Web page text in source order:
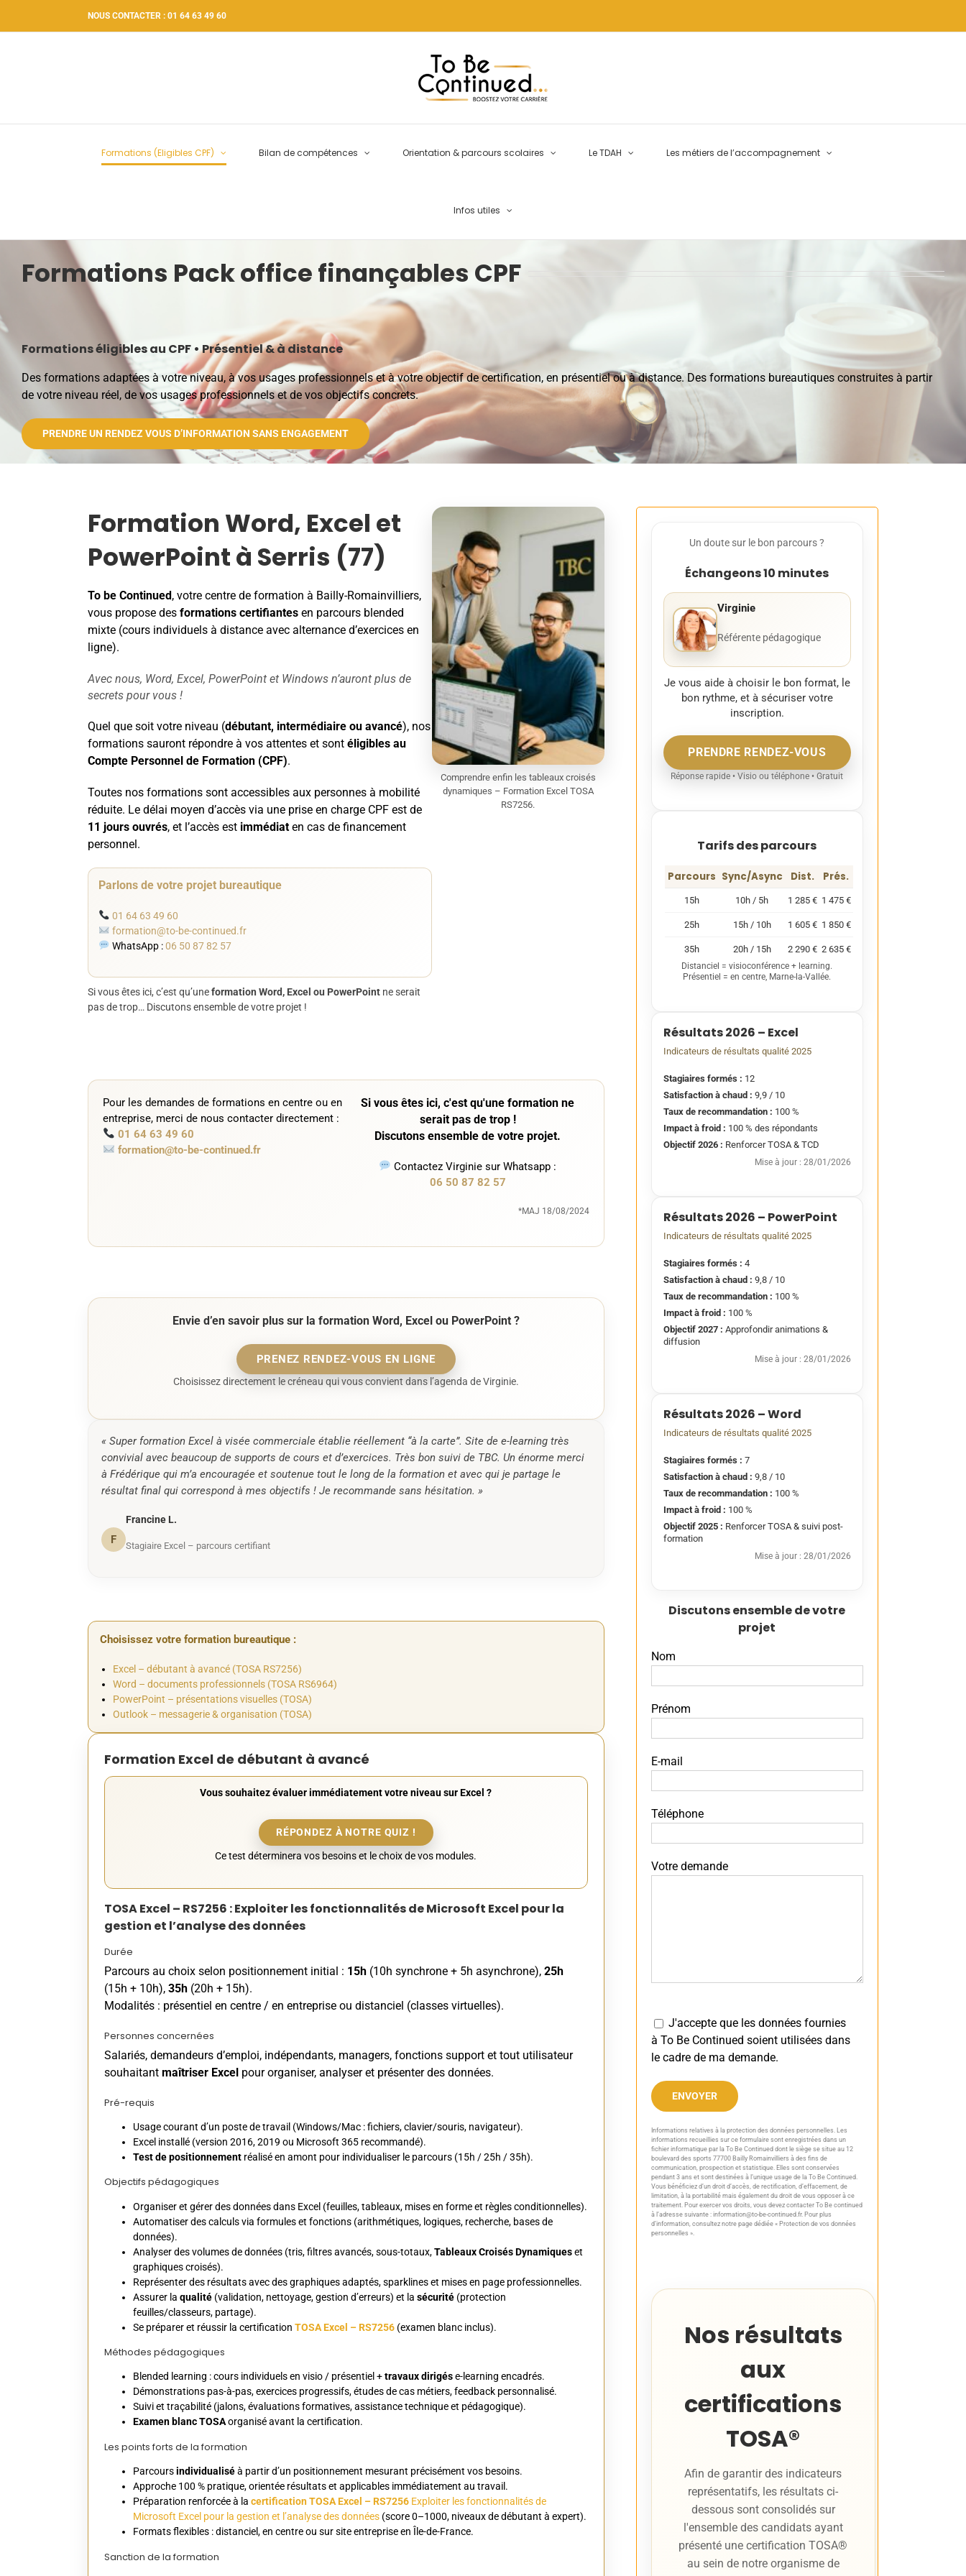
NOUS CONTACTER : 01 64 63 49 60
Formations (Eligibles CPF) Bilan de compétences Orientation & parcours scolaires Le TDAH Les métiers de l’accompagnement
Infos utiles
Formations Pack office finançables CPF
Formations éligibles au CPF • Présentiel & à distance
Des formations adaptées à votre niveau, à vos usages professionnels et à votre objectif de certification, en présentiel ou à distance. Des formations bureautiques construites à partir
de votre niveau réel, de vos usages professionnels et de vos objectifs concrets.
PRENDRE UN RENDEZ VOUS D’INFORMATION SANS ENGAGEMENT
Formation Word, Excel et
PowerPoint à Serris (77)
To be Continued, votre centre de formation à Bailly-Romainvilliers,
vous propose des formations certifiantesen parcours blended
mixte (cours individuels à distance avec alternance d’exercices en
ligne).
Avec nous, Word, Excel, PowerPoint et Windows n’auront plus de
secrets pour vous !
Quel que soit votre niveau (débutant, intermédiaire ou avancé), nos
formations sauront répondre à vos attentes et sont éligibles au
Compte Personnel de Formation (CPF).
Toutes nos formations sont accessibles aux personnes à mobilité
réduite. Le délai moyen d’accès via une prise en charge CPF est de
11 jours ouvrés, et l’accès est immédiaten cas de financement
personnel.
Parlons de votre projet bureautique
01 64 63 49 60
formation@to-be-continued.fr
WhatsApp :06 50 87 82 57
Si vous êtes ici, c’est qu’uneformation Word, Excel ou PowerPointne serait
pas de trop… Discutons ensemble de votre projet !
Comprendre enfin les tableaux croisés
dynamiques – Formation Excel TOSA
RS7256.
Pour les demandes de formations en centre ou en
entreprise, merci de nous contacter directement :
01 64 63 49 60
formation@to-be-continued.fr
Si vous êtes ici, c'est qu'une formation ne
serait pas de trop !
Discutons ensemble de votre projet.
Contactez Virginie sur Whatsapp :
06 50 87 82 57
*MAJ 18/08/2024
Envie d’en savoir plus sur la formation Word, Excel ou PowerPoint ?
PRENEZ RENDEZ-VOUS EN LIGNE
Choisissez directement le créneau qui vous convient dans l’agenda de Virginie.
« Super formation Excel à visée commerciale établie réellement “à la carte”. Site de e-learning très
convivial avec beaucoup de supports de cours et d’exercices. Très bon suivi de TBC. Un énorme merci
à Frédérique qui m’a encouragée et soutenue tout le long de la formation et avec qui je partage le
résultat final qui correspond à mes objectifs ! Je recommande sans hésitation. »
F
Francine L.
Stagiaire Excel – parcours certifiant
Choisissez votre formation bureautique :
Excel – débutant à avancé (TOSA RS7256)
Word – documents professionnels (TOSA RS6964)
PowerPoint – présentations visuelles (TOSA)
Outlook – messagerie & organisation (TOSA)
Formation Excel de débutant à avancé
Vous souhaitez évaluer immédiatement votre niveau sur Excel ?
RÉPONDEZ À NOTRE QUIZ !
Ce test déterminera vos besoins et le choix de vos modules.
TOSA Excel – RS7256 : Exploiter les fonctionnalités de Microsoft Excel pour la
gestion et l’analyse des données
Durée
Parcours au choix selon positionnement initial : 15h(10h synchrone + 5h asynchrone), 25h
(15h + 10h), 35h(20h + 15h).
Modalités : présentiel en centre / en entreprise ou distanciel (classes virtuelles).
Personnes concernées
Salariés, demandeurs d’emploi, indépendants, managers, fonctions support et tout utilisateur
souhaitant maîtriser Excelpour organiser, analyser et présenter des données.
Pré-requis
Usage courant d’un poste de travail (Windows/Mac : fichiers, clavier/souris, navigateur).
Excel installé (version 2016, 2019 ou Microsoft 365 recommandé).
Test de positionnementréalisé en amont pour individualiser le parcours (15h / 25h / 35h).
Objectifs pédagogiques
Organiser et gérer des données dans Excel (feuilles, tableaux, mises en forme et règles conditionnelles).
Automatiser des calculs via formules et fonctions (arithmétiques, logiques, recherche, bases de
données).
Analyser des volumes de données (tris, filtres avancés, sous-totaux,Tableaux Croisés Dynamiqueset
graphiques croisés).
Représenter des résultats avec des graphiques adaptés, sparklines et mises en page professionnelles.
Assurer la qualité(validation, nettoyage, gestion d’erreurs) et la sécurité(protection
feuilles/classeurs, partage).
Se préparer et réussir la certification TOSA Excel – RS7256(examen blanc inclus).
Méthodes pédagogiques
Blended learning : cours individuels en visio / présentiel +travaux dirigése-learning encadrés.
Démonstrations pas-à-pas, exercices progressifs, études de cas métiers, feedback personnalisé.
Suivi et traçabilité (jalons, évaluations formatives, assistance technique et pédagogique).
Examen blanc TOSAorganisé avant la certification.
Les points forts de la formation
Parcoursindividualiséà partir d’un positionnement mesurant précisément vos besoins.
Approche 100 % pratique, orientée résultats et applicables immédiatement au travail.
Préparation renforcée à la certification TOSA Excel – RS7256Exploiter les fonctionnalités de
Microsoft Excel pour la gestion et l’analyse des données (score 0–1000, niveaux de débutant à expert).
Formats flexibles : distanciel, en centre ou sur site entreprise en Île-de-France.
Sanction de la formation
Un doute sur le bon parcours ?
Échangeons 10 minutes
Virginie
Référente pédagogique
Je vous aide à choisir le bon format, le
bon rythme, et à sécuriser votre
inscription.
PRENDRE RENDEZ-VOUS
Réponse rapide • Visio ou téléphone • Gratuit
Tarifs des parcours
Parcours Sync/Async Dist. Prés.
15h 10h / 5h 1 285 € 1 475 €
25h 15h / 10h 1 605 € 1 850 €
35h 20h / 15h 2 290 € 2 635 €
Distanciel = visioconférence + learning.
Présentiel = en centre, Marne-la-Vallée.
Résultats 2026 – Excel
Indicateurs de résultats qualité 2025
Stagiaires formés : 12
Satisfaction à chaud : 9,9 / 10
Taux de recommandation : 100 %
Impact à froid : 100 % des répondants
Objectif 2026 : Renforcer TOSA & TCD
Mise à jour : 28/01/2026
Résultats 2026 – PowerPoint
Indicateurs de résultats qualité 2025
Stagiaires formés : 4
Satisfaction à chaud : 9,8 / 10
Taux de recommandation : 100 %
Impact à froid : 100 %
Objectif 2027 : Approfondir animations &
diffusion
Mise à jour : 28/01/2026
Résultats 2026 – Word
Indicateurs de résultats qualité 2025
Stagiaires formés : 7
Satisfaction à chaud : 9,8 / 10
Taux de recommandation : 100 %
Impact à froid : 100 %
Objectif 2025 : Renforcer TOSA & suivi post-
formation
Mise à jour : 28/01/2026
Discutons ensemble de votre
projet
Nom
Prénom
E-mail
Téléphone
Votre demande
J'accepte que les données fournies
à To Be Continued soient utilisées dans
le cadre de ma demande.
Alternative:
Informations relatives à la protection des données personnelles. Les
informations recueillies sur ce formulaire sont enregistrées dans un
fichier informatique par la To Be Continued dont le siège se situe au 12
boulevard des sports 77700 Bailly Romainvilliers à des fins de
communication, prospection et statistique. Elles sont conservées
pendant 3 ans et sont destinées à l’unique usage de la To Be Continued.
Vous bénéficiez d’un droit d’accès, de rectification, d’effacement, de
limitation, à la portabilité mais également du droit de vous opposer à ce
traitement. Pour exercer vos droits, vous devez contacter To Be continued
à l’adresse suivante : information@to-be-continued.fr. Pour plus
d’information, consultez notre page dédiée « Protection de vos données
personnelles ».
Nos résultats
aux
certifications
TOSA®
Afin de garantir des indicateurs
représentatifs, les résultats ci-
dessous sont consolidés sur
l'ensemble des candidats ayant
présenté une certification TOSA®
au sein de notre organisme de